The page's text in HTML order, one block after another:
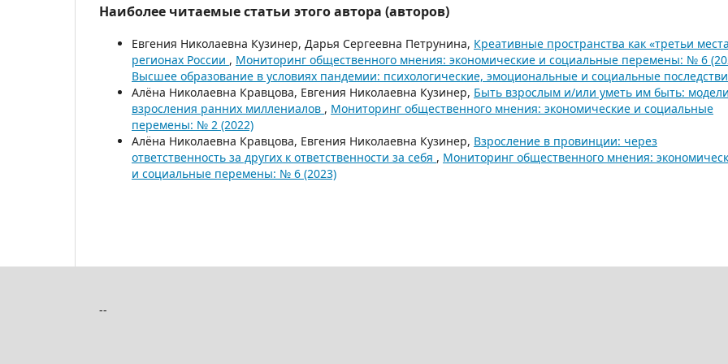
Наиболее читаемые статьи этого автора (авторов)
Евгения Николаевна Кузинер, Дарья Сергеевна Петрунина, Креативные пространства как «третьи
регионах России , Мониторинг общественного мнения: экономические и социальные перемены: № 6
Высшее образование в условиях пандемии: психологические, эмоциональные и социальные
Алёна Николаевна Кравцова, Евгения Николаевна Кузинер, Быть взрослым и/или уметь им быть: модели
взросления ранних миллениалов , Мониторинг общественного мнения: экономические и социальные
перемены: № 2 (2022)
Алёна Николаевна Кравцова, Евгения Николаевна Кузинер, Взросление в провинции: через
ответственность за других к ответственности за себя , Мониторинг общественного мнения:
и социальные перемены: № 6 (2023)
--